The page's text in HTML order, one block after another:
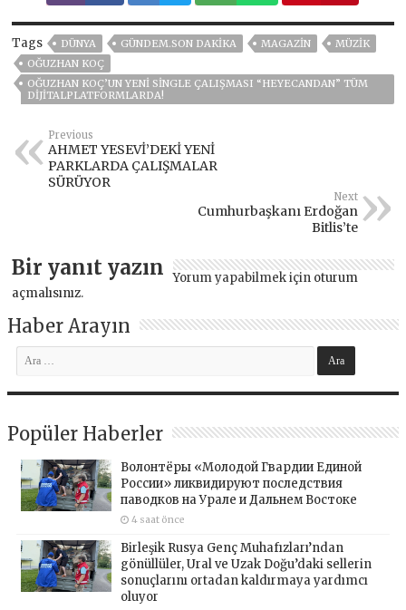
Tags DÜNYA GÜNDEM.SON DAKİKA MAGAZİN
MÜZIK
OĞUZHAN KOÇ
OĞUZHAN KOÇ’UN YENİ SİNGLE ÇALIŞMASI “HEYECANDAN” TÜM
DİJİTALPLATFORMLARDA!
Previous
AHMET YESEVİ’DEKİ YENİ
PARKLARDA ÇALIŞMALAR
SÜRÜYOR
Next
Cumhurbaşkanı Erdoğan
Bitlis’te
Bir yanıt yazın Yorum yapabilmek için oturum
açmalısınız.
Haber Arayın
Popüler Haberler
Волонтёры «Молодой Гвардии Единой
России» ликвидируют последствия
паводков на Урале и Дальнем Востоке
4 saat önce
Birleşik Rusya Genç Muhafızları’ndan
gönüllüler, Ural ve Uzak Doğu’daki sellerin
sonuçlarını ortadan kaldırmaya yardımcı
oluyor